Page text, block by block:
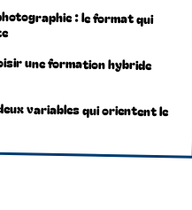
: le format qui
une formation hybride
variables qui orientent le